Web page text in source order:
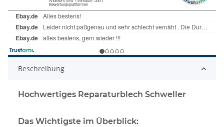
Beschreibung
Hochwertiges Reparaturblech Schweller
Das Wichtigste im Überblick: